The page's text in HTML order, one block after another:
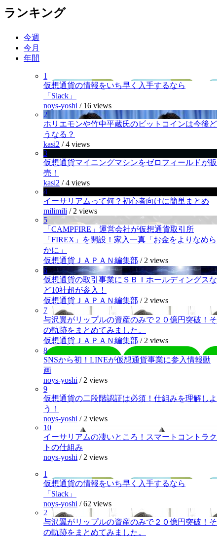
ランキング
今週
今月
年間
1
仮想通貨の情報をいち早く入手するなら
「Slack」
noys-yoshi / 16 views
2
ホリエモンや竹中平蔵氏のビットコインは今後ど
うなる？
kasi2 /4 views
3
仮想通貨マイニングマシンをゼロフィールドが販
売！
kasi2 /4 views
4
イーサリアムって何？初心者向けに簡単まとめ
milimili / 2 views
5
「CAMPFIRE」運営会社が仮想通貨取引所
「FIREX」を開設！家入一真「お金をよりなめら
かに」
仮想通貨ＪＡＰＡＮ編集部 / 2 views
6
仮想通貨の取引事業にＳＢＩホールディングスな
ど10社超が参入！
仮想通貨ＪＡＰＡＮ編集部 / 2 views
7
与沢翼がリップルの資産のみで２０億円突破！そ
の軌跡をまとめてみました。
仮想通貨ＪＡＰＡＮ編集部 / 2 views
8
SNSから初！LINEが仮想通貨事業に参入情報動
画
noys-yoshi / 2 views
9
仮想通貨の二段階認証は必須！仕組みを理解しよ
う！
noys-yoshi / 2 views
10
イーサリアムの凄いところ！スマートコントラク
トの仕組み
noys-yoshi / 2 views
1
仮想通貨の情報をいち早く入手するなら
「Slack」
noys-yoshi /62 views
2
与沢翼がリップルの資産のみで２０億円突破！そ
の軌跡をまとめてみました。